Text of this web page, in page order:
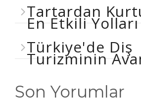
Tartardan
En Etkili Yolları
Türkiye'de Diş
Turizminin
Son Yorumlar